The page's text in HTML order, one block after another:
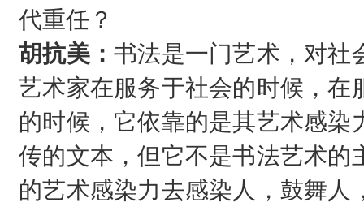
代重任？
胡抗美：书法是一门艺术，对社
艺术家在服务于社会的时候，在
的时候，它依靠的是其艺术感
传的文本，但它不是书法艺术的
的艺术感染力去感染人，鼓舞